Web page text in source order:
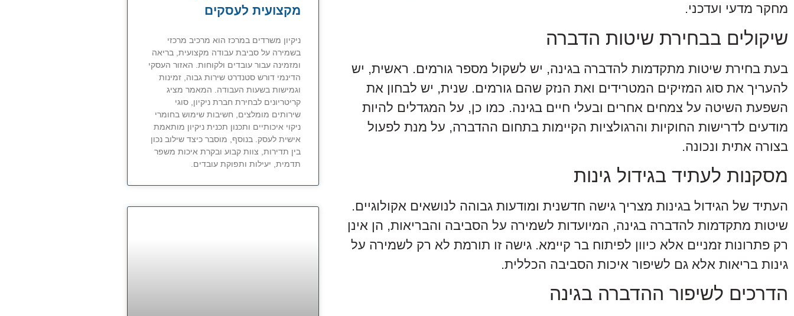
מחקר מדעי ועדכני.
שיקולים בבחירת שיטות הדברה
בעת בחירת שיטות מתקדמות להדברה בגינה, יש לשקול מספר גורמים. ראשית, יש
להעריך את סוג המזיקים המטרידים ואת הנזק שהם גורמים. שנית, יש לבחון את
השפעת השיטה על צמחים אחרים ובעלי חיים בגינה. כמו כן, על המגדלים להיות
מודעים לדרישות החוקיות והרגולציות הקיימות בתחום ההדברה, על מנת לפעול
בצורה אתית ונכונה.
מסקנות לעתיד בגידול גינות
העתיד של הגידול בגינות מצריך גישה חדשנית ומודעות גבוהה לנושאים אקולוגיים.
שיטות מתקדמות להדברה בגינה, המיועדות לשמירה על הסביבה והבריאות, הן אינן
רק פתרונות זמניים אלא כיוון לפיתוח בר קיימא. גישה זו תורמת לא רק לשמירה על
גינות בריאות אלא גם לשיפור איכות הסביבה הכללית.
הדרכים לשיפור ההדברה בגינה
מקצועית לעסקים
ניקיון משרדים במרכז הוא מרכיב מרכזי
בשמירה על סביבת עבודה מקצועית, בריאה
ומזמינה עבור עובדים ולקוחות. האזור העסקי
הדינמי דורש סטנדרט שירות גבוה, זמינות
וגמישות בשעות העבודה. המאמר מציג
קריטריונים לבחירת חברת ניקיון, סוגי
שירותים מומלצים, חשיבות שימוש בחומרי
ניקוי איכותיים ותכנון תכנית ניקיון מותאמת
אישית לעסק. בנוסף, מוסבר כיצד שילוב נכון
בין תדירות, צוות קבוע ובקרת איכות משפר
תדמית, יעילות ותפוקת עובדים.